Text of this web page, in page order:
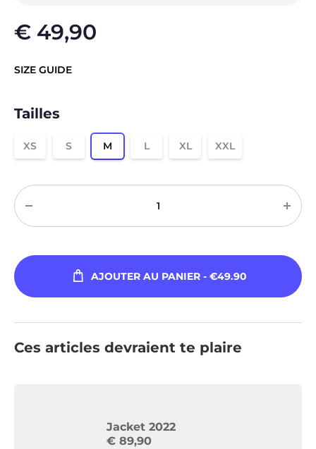
€ 49,90
SIZE GUIDE
Tailles
XS S M L XL XXL
Quantité
AJOUTER AU PANIER - €49.90
Ces articles devraient te plaire
Jacket 2022
€ 89,90